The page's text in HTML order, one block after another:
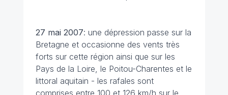
27 mai 2007: une dépression passe sur la
Bretagne et occasionne des vents très
forts sur cette région ainsi que sur les
Pays de la Loire, le Poitou-Charentes et le
littoral aquitain - les rafales sont
comprises entre 100 et 126 km/h sur le